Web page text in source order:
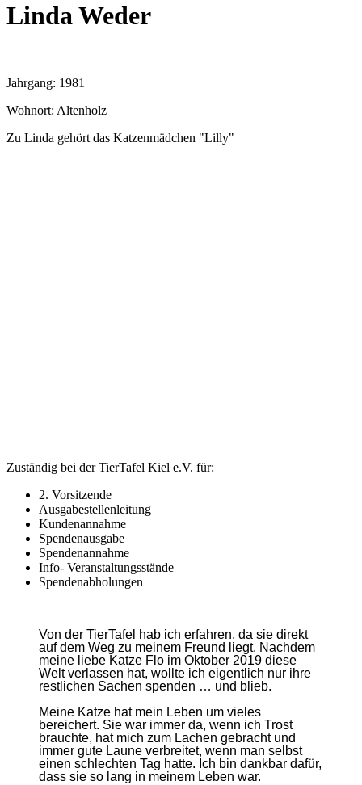
Linda Weder
Jahrgang: 1981
Wohnort: Altenholz
Zu Linda gehört das Katzenmädchen "Lilly"
Zuständig bei der TierTafel Kiel e.V. für:
2. Vorsitzende
Ausgabestellenleitung
Kundenannahme
Spendenausgabe
Spendenannahme
Info- Veranstaltungsstände
Spendenabholungen
Von der TierTafel hab ich erfahren, da sie direkt
auf dem Weg zu meinem Freund liegt. Nachdem
meine liebe Katze Flo im Oktober 2019 diese
Welt verlassen hat, wollte ich eigentlich nur ihre
restlichen Sachen spenden … und blieb.
Meine Katze hat mein Leben um vieles
bereichert. Sie war immer da, wenn ich Trost
brauchte, hat mich zum Lachen gebracht und
immer gute Laune verbreitet, wenn man selbst
einen schlechten Tag hatte. Ich bin dankbar dafür,
dass sie so lang in meinem Leben war.